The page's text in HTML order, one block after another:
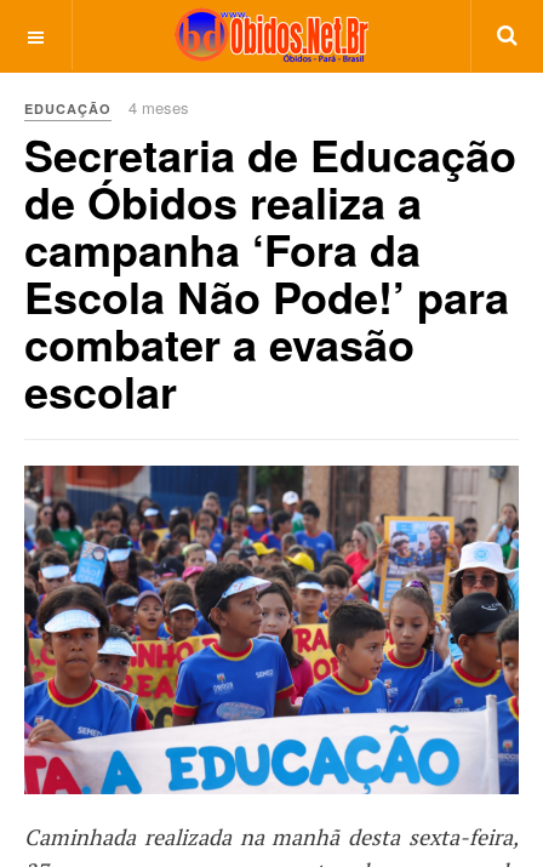
EDUCAÇÃO 4 meses
Secretaria de Educação
de Óbidos realiza a
campanha ‘Fora da
Escola Não Pode!’ para
combater a evasão
escolar
Caminhada realizada na manhã desta sexta-feira,